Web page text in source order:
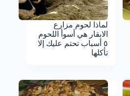
لماذا لحوم مزارع
الابقار هي أسوأ اللحوم
٥ أسباب تحتم عليك إلا
تأكلها